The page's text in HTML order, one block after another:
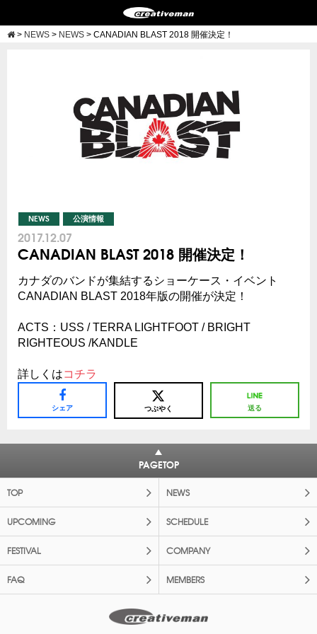
> NEWS > NEWS > CANADIAN BLAST 2018 開催決定！
NEWS 公演情報
2017.12.07
CANADIAN BLAST 2018 開催決定！
カナダのバンドが集結するショーケース・イベント
CANADIAN BLAST 2018年版の開催が決定！
ACTS：USS / TERRA LIGHTFOOT / BRIGHT
RIGHTEOUS /KANDLE
詳しくはコチラ
シェア つぶやく 送る
PAGETOP
TOP NEWS
UPCOMING SCHEDULE
FESTIVAL COMPANY
FAQ MEMBERS